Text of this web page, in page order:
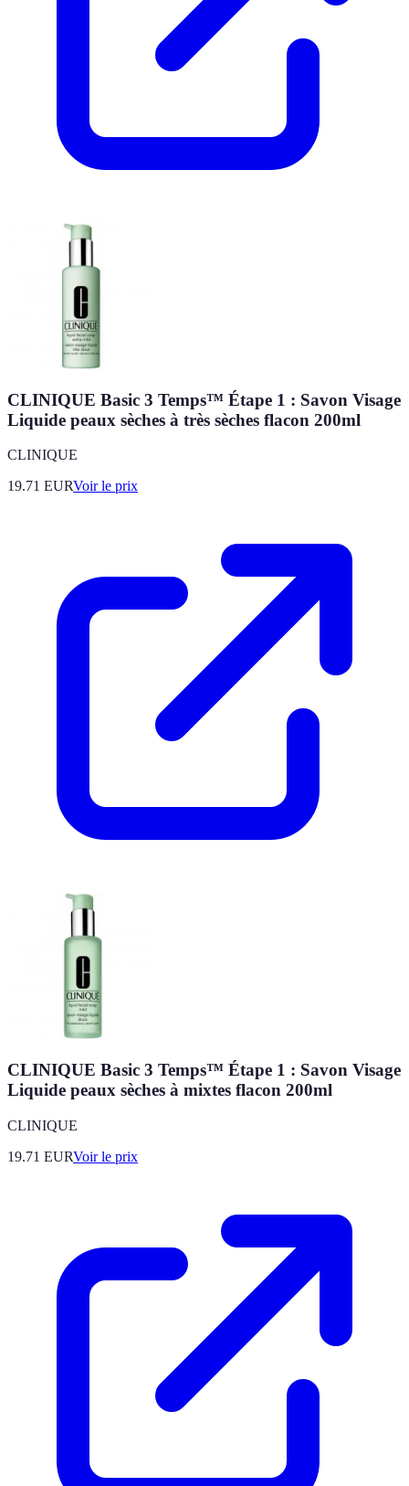
CLINIQUE Basic 3 Temps™ Étape 1 : Savon Visage
Liquide peaux sèches à très sèches flacon 200ml
CLINIQUE
19.71 EURVoir le prix
CLINIQUE Basic 3 Temps™ Étape 1 : Savon Visage
Liquide peaux sèches à mixtes flacon 200ml
CLINIQUE
19.71 EURVoir le prix